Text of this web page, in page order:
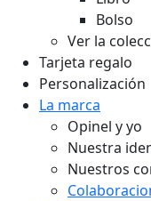
Bolso
Ver la
Tarjeta regalo
Personalización
La marca
Opinel y yo
Nuestra
Nuestros